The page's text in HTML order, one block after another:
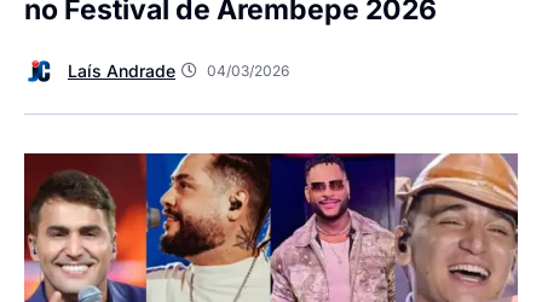
no Festival de Arembepe 2026
Laís Andrade 04/03/2026